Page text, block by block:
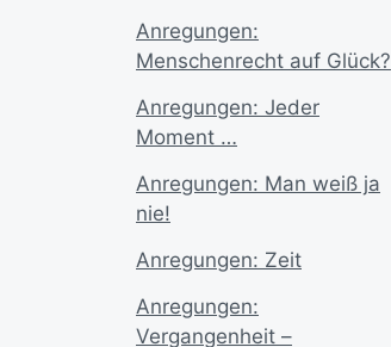
Anregungen:
Menschenrecht auf Glück?
Anregungen: Jeder
Moment …
Anregungen: Man weiß ja
nie!
Anregungen: Zeit
Anregungen:
Vergangenheit –